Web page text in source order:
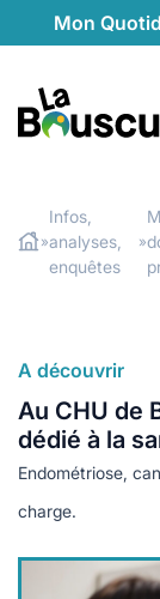
Mon
de recyclage
recyclage
Rechercher
»
Infos,
analyses,
enquêtes
»
A découvrir
Au CHU de
dédié à la
Endométriose,
charge.